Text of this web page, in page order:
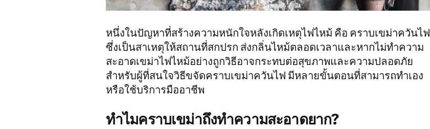
ไทย
ญี่ปุ่น
มาเลเซีย
เกาหลี
หนึ่งในปัญหาที่สร้างความหนักใจหลังเกิดเหตุไฟไหม้ คือ คราบเขม่าควันไฟ
ซึ่งเป็นสาเหตุให้สถานที่สกปรก ส่งกลิ่นไหม้ตลอดเวลาและหากไม่ทำความ
สะอาดเขม่าไฟไหม้อย่างถูกวิธีอาจกระทบต่อสุขภาพและความปลอดภัย
สำหรับผู้ที่สนใจวิธีขจัดคราบเขม่าควันไฟ มีหลายขั้นตอนที่สามารถทำเอง
หรือใช้บริการมืออาชีพ
ทำไมคราบเขม่าถึงทำความสะอาดยาก?